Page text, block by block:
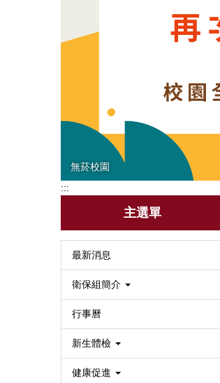
無菸校園
:::
主選單
最新消息
衛保組簡介
行事曆
新生體檢
健康促進